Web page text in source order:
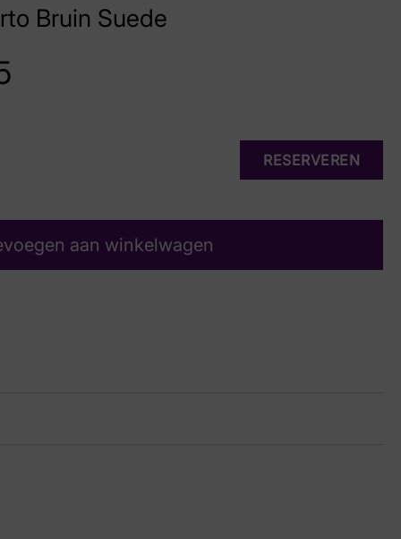
Bruin Suede
RESERVEREN
aan winkelwagen